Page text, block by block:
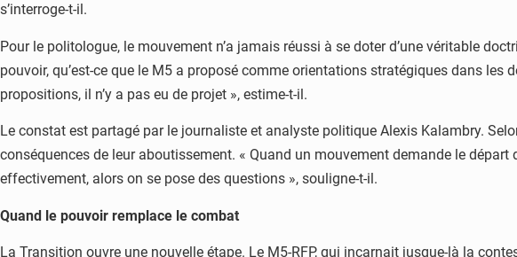
s’interroge-t-il.
Pour le politologue, le mouvement n’a jamais réussi à se doter d’une véritable
pouvoir, qu’est-ce que le M5 a proposé comme orientations stratégiques dans
propositions, il n’y a pas eu de projet », estime-t-il.
Le constat est partagé par le journaliste et analyste politique Alexis Kalambry.
conséquences de leur aboutissement. « Quand un mouvement demande le
effectivement, alors on se pose des questions », souligne-t-il.
Quand le pouvoir remplace le combat
La Transition ouvre une nouvelle étape. Le M5-RFP, qui incarnait jusque-là la